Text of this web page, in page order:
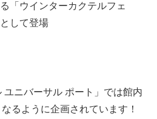
「ウインターカクテルフェ
して登場
ユニバーサル ポート」では館内
るように企画されています！